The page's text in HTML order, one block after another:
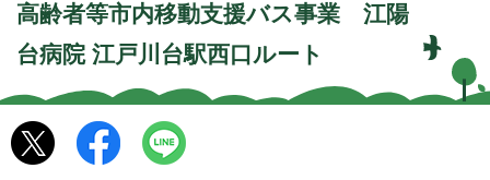
高齢者等市内移動支援バス事業 江陽
台病院 江戸川台駅西口ルート